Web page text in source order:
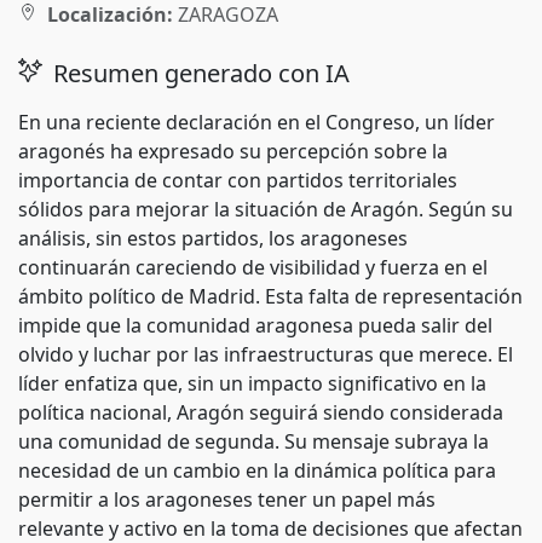
Localización: ZARAGOZA
Resumen generado con IA
En una reciente declaración en el Congreso, un líder
aragonés ha expresado su percepción sobre la
importancia de contar con partidos territoriales
sólidos para mejorar la situación de Aragón. Según su
análisis, sin estos partidos, los aragoneses
continuarán careciendo de visibilidad y fuerza en el
ámbito político de Madrid. Esta falta de representación
impide que la comunidad aragonesa pueda salir del
olvido y luchar por las infraestructuras que merece. El
líder enfatiza que, sin un impacto significativo en la
política nacional, Aragón seguirá siendo considerada
una comunidad de segunda. Su mensaje subraya la
necesidad de un cambio en la dinámica política para
permitir a los aragoneses tener un papel más
relevante y activo en la toma de decisiones que afectan